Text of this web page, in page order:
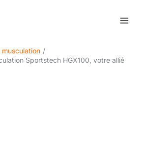
musculation
Sportstech HGX100, votre allié